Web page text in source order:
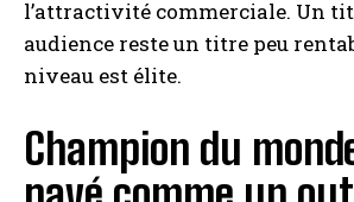
l’attractivité commerciale. Un
audience reste un titre peu
niveau est élite.
Champion du